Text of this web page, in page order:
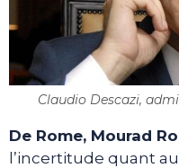
Claudio Descazi,
De Rome, Mourad
l’incertitude quant